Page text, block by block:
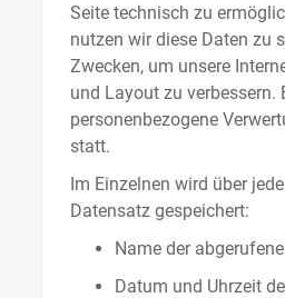
Seite technisch zu
nutzen wir diese Daten zu
Zwecken, um unsere
und Layout zu verbessern.
personenbezogene
statt.
Im Einzelnen wird über
Datensatz gespeichert:
Name der
Datum und Uhrzeit